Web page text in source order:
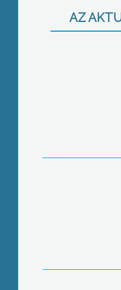
AZ
Még tárca
amelynek